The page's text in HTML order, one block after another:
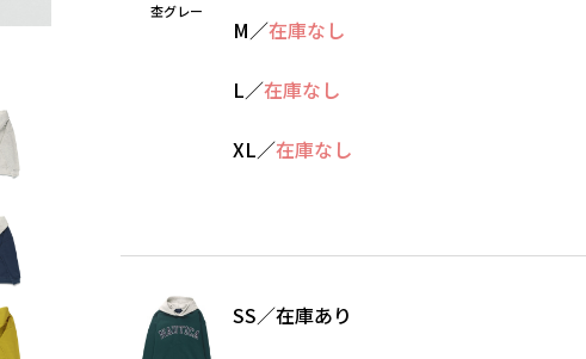
※撮影場所の関係上、着用画像は実物と若干異なる場合があります。
杢グレー
M／在庫なし
L／在庫なし
XL／在庫なし
SS／在庫あり